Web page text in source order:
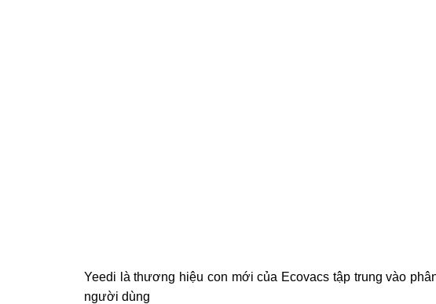
Yeedi là thương hiệu con mới của Ecovacs tập trung vào
người dùng